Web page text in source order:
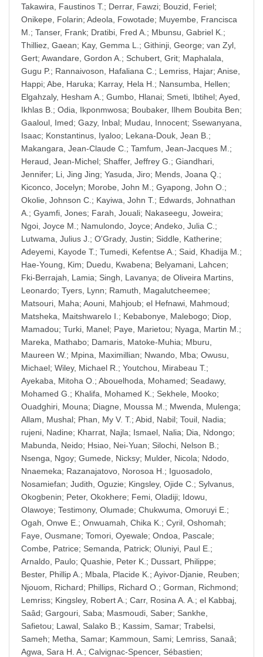
Takawira, Faustinos T.; Derrar, Fawzi; Bouzid, Feriel;
Onikepe, Folarin; Adeola, Fowotade; Muyembe, Francisca
M. ; Tanser, Frank; Dratibi, Fred A. ; Mbunsu, Gabriel K. ;
Thilliez, Gaean; Kay, Gemma L. ; Githinji, George; van Zyl,
Gert; Awandare, Gordon A. ; Schubert, Grit; Maphalala,
Gugu P.; Rannaivoson, Hafaliana C. ; Lemriss, Hajar; Anise,
Happi; Abe, Haruka; Karray, Hela H. ; Nansumba, Hellen;
Elgahzaly, Hesham A. ; Gumbo, Hlanai; Smeti, Ibtihel; Ayed,
Ikhlas B. ; Odia, Ikponmwosa; Boubaker, Ilhem Boubita Ben;
Gaaloul, Imed; Gazy, Inbal; Mudau, Innocent; Ssewanyana,
Isaac; Konstantinus, Iyaloo; Lekana-Douk, Jean B. ;
Makangara, Jean-Claude C. ; Tamfum, Jean-Jacques M. ;
Heraud, Jean-Michel; Shaffer, Jeffrey G. ; Giandhari,
Jennifer; Li, Jing Jing; Yasuda, Jiro; Mends, Joana Q. ;
Kiconco, Jocelyn; Morobe, John M. ; Gyapong, John O. ;
Okolie, Johnson C. ; Kayiwa, John T.; Edwards, Johnathan
A. ; Gyamfi, Jones; Farah, Jouali; Nakaseegu, Joweira;
Ngoi, Joyce M. ; Namulondo, Joyce; Andeko, Julia C. ;
Lutwama, Julius J. ; O'Grady, Justin; Siddle, Katherine;
Adeyemi, Kayode T.; Tumedi, Kefentse A. ; Said, Khadija M. ;
Hae-Young, Kim; Duedu, Kwabena; Belyamani, Lahcen;
Fki-Berrajah, Lamia; Singh, Lavanya; de Oliveira Martins,
Leonardo; Tyers, Lynn; Ramuth, Magalutcheemee;
Matsouri, Maha; Aouni, Mahjoub; el Hefnawi, Mahmoud;
Matsheka, Maitshwarelo I. ; Kebabonye, Malebogo; Diop,
Mamadou; Turki, Manel; Paye, Marietou; Nyaga, Martin M. ;
Mareka, Mathabo; Damaris, Matoke-Muhia; Mburu,
Maureen W. ; Mpina, Maximillian; Nwando, Mba; Owusu,
Michael; Wiley, Michael R. ; Youtchou, Mirabeau T.;
Ayekaba, Mitoha O. ; Abouelhoda, Mohamed; Seadawy,
Mohamed G. ; Khalifa, Mohamed K. ; Sekhele, Mooko;
Ouadghiri, Mouna; Diagne, Moussa M. ; Mwenda, Mulenga;
Allam, Mushal; Phan, My V. T.; Abid, Nabil; Touil, Nadia;
rujeni, Nadine; Kharrat, Najla; Ismael, Nalia; Dia, Ndongo;
Mabunda, Neido; Hsiao, Nei-Yuan; Silochi, Nelson B. ;
Nsenga, Ngoy; Gumede, Nicksy; Mulder, Nicola; Ndodo,
Nnaemeka; Razanajatovo, Norosoa H. ; Iguosadolo,
Nosamiefan; Judith, Oguzie; Kingsley, Ojide C. ; Sylvanus,
Okogbenin; Peter, Okokhere; Femi, Oladiji; Idowu,
Olawoye; Testimony, Olumade; Chukwuma, Omoruyi E. ;
Ogah, Onwe E. ; Onwuamah, Chika K. ; Cyril, Oshomah;
Faye, Ousmane; Tomori, Oyewale; Ondoa, Pascale;
Combe, Patrice; Semanda, Patrick; Oluniyi, Paul E. ;
Arnaldo, Paulo; Quashie, Peter K. ; Dussart, Philippe;
Bester, Phillip A. ; Mbala, Placide K. ; Ayivor-Djanie, Reuben;
Njouom, Richard; Phillips, Richard O. ; Gorman, Richmond;
Lemriss; Kingsley, Robert A. ; Carr, Rosina A. A. ; el Kabbaj,
Saâd; Gargouri, Saba; Masmoudi, Saber; Sankhe,
Safietou; Lawal, Salako B. ; Kassim, Samar; Trabelsi,
Sameh; Metha, Samar; Kammoun, Sami; Lemriss, Sanaâ;
Agwa, Sara H. A. ; Calvignac-Spencer, Sébastien;